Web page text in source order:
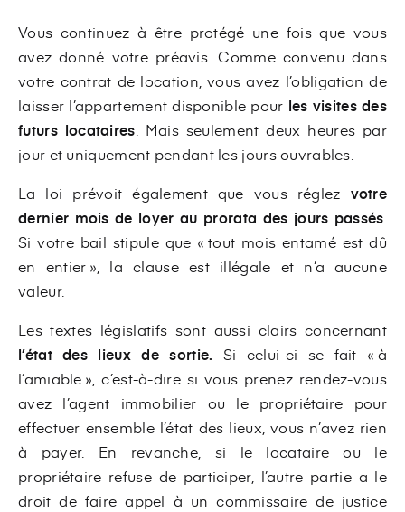
Vous continuez à être protégé une fois que vous
avez donné votre préavis. Comme convenu dans
votre contrat de location, vous avez l’obligation de
laisser l’appartement disponible pour les visites des
futurs locataires . Mais seulement deux heures par
jour et uniquement pendant les jours ouvrables.
La loi prévoit également que vous réglez votre
dernier mois de loyer au prorata des jours passés
Si votre bail stipule que « tout mois entamé est dû
en entier », la clause est illégale et n’a aucune
valeur.
Les textes législatifs sont aussi clairs concernant
l’état des lieux de sortie. Si celui-ci se fait « à
l’amiable », c’est-à-dire si vous prenez rendez-vous
avez l’agent immobilier ou le propriétaire pour
effectuer ensemble l’état des lieux, vous n’avez rien
à payer. En revanche, si le locataire ou le
propriétaire refuse de participer, l’autre partie a le
droit de faire appel à un commissaire de justice